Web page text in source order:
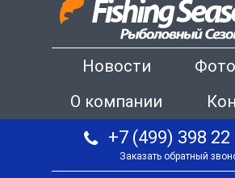
Новости
О компании
+7 (499) 398 22
Заказать обратный